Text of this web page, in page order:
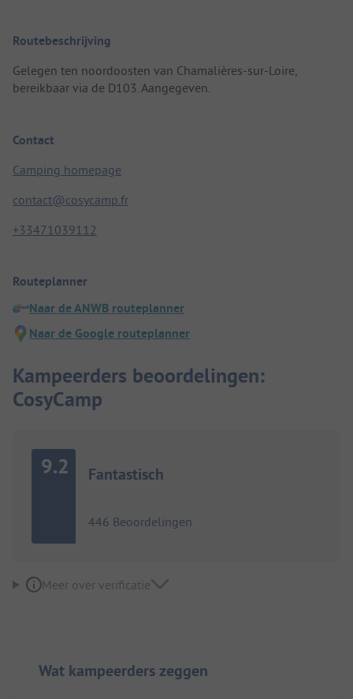
Routebeschrijving
Gelegen ten noordoosten van Chamalières-sur-Loire,
bereikbaar via de D103. Aangegeven.
Contact
Camping homepage
contact@cosycamp.fr
+33471039112
Routeplanner
Naar de ANWB routeplanner
Naar de Google routeplanner
Kampeerders beoordelingen:
CosyCamp
9.2 Fantastisch
446 Beoordelingen
Meer over verificatie
Wat kampeerders zeggen